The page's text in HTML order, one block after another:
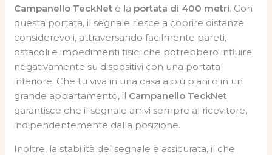
Campanello TeckNet è la portata di 400 metri. Con
questa portata, il segnale riesce a coprire distanze
considerevoli, attraversando facilmente pareti,
ostacoli e impedimenti fisici che potrebbero influire
negativamente su dispositivi con una portata
inferiore. Che tu viva in una casa a più piani o in un
grande appartamento, il Campanello TeckNet
garantisce che il segnale arrivi sempre al ricevitore,
indipendentemente dalla posizione.
Inoltre, la stabilità del segnale è assicurata, il che